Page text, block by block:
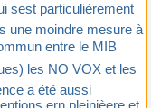
sest particulièrement
une moindre mesure à
entre le MIB
les NO VOX et les
a été aussi
ern pleinièere et